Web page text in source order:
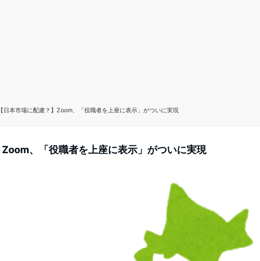
【日本市場に配慮？】Zoom、「役職者を上座に表示」がついに実現
Zoom、「役職者を上座に表示」がついに実現